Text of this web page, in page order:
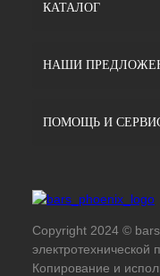
КАТАЛОГ
НАШИ
ПОМОЩЬ И
Copyright 2024 ©
Копирование и